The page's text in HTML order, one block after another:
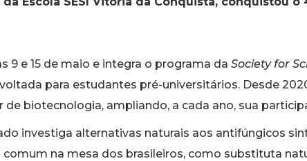
9 e 15 de maio e integra o programa da Society for
para estudantes pré-universitários. Desde
de biotecnologia, ampliando, a cada ano, sua
investiga alternativas naturais aos antifúngicos
na mesa dos brasileiros, como substituta